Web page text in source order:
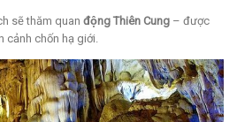
sẽ thăm quan động Thiên Cung – được
cảnh chốn hạ giới.